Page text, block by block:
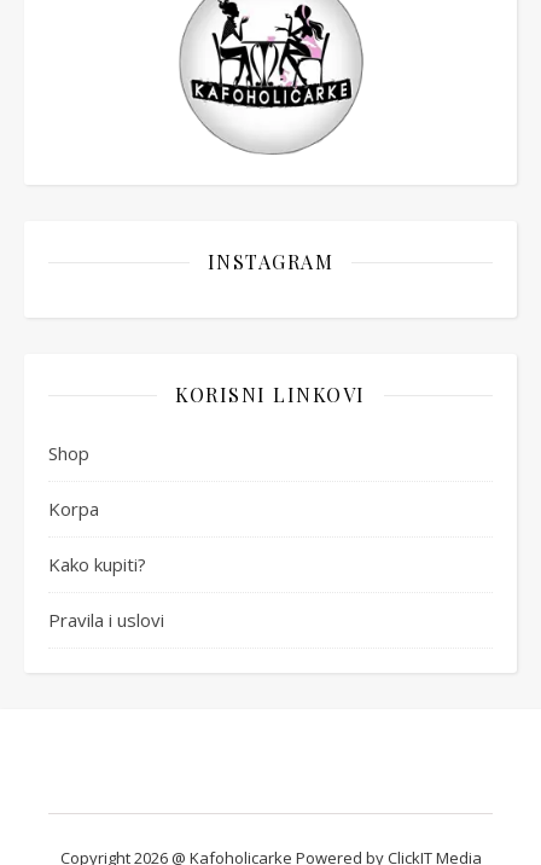
INSTAGRAM
KORISNI LINKOVI
Shop
Korpa
Kako kupiti?
Pravila i uslovi
Copyright 2026 @ Kafoholicarke Powered by ClickIT Media